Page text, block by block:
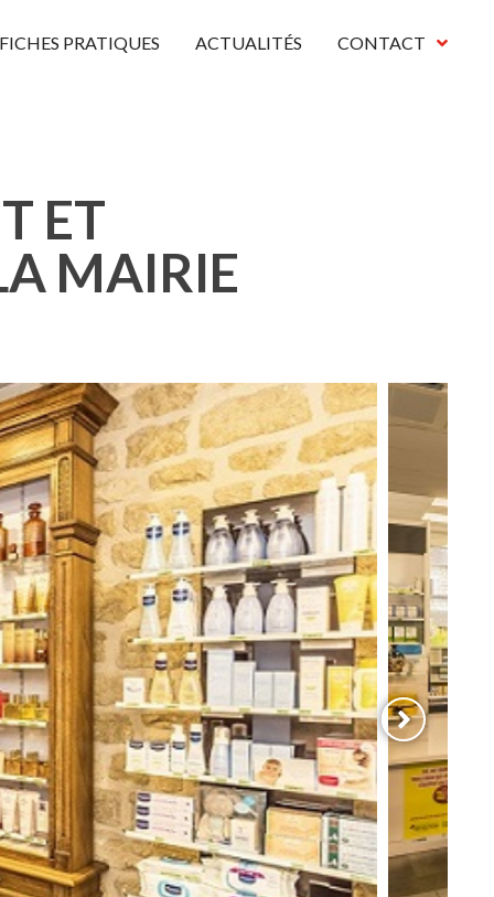
PRATIQUES ACTUALITÉS CONTACT
ET
MAIRIE